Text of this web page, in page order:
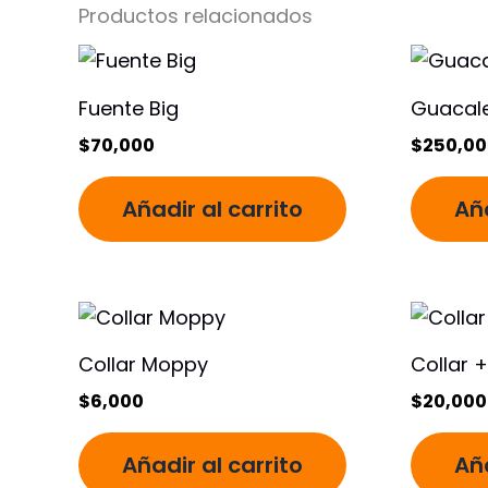
Productos relacionados
Fuente Big
$70,000
Añadir al carrito
$
Collar Moppy
$6,000
Añadir al carrito
Collar
$20,000